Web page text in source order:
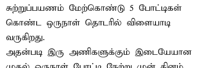
சுற்றுப்பயணம் மேற்கொண்டு 5 போட்டிகள்
கொண்ட ஒருநாள் தொடரில் விளையாடி
வருகிறது.
அதன்படி இரு அணிகளுக்கும் இடையேயான